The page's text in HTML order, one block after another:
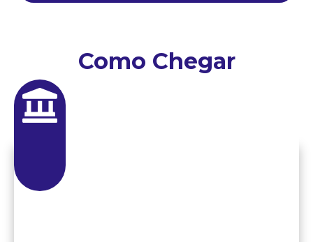
Como Chegar